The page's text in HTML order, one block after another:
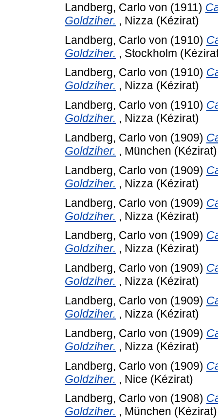
Landberg, Carlo von (1911)
Goldziher. , Nizza (Kézirat)
Landberg, Carlo von (1910)
Goldziher. , Stockholm
Landberg, Carlo von (1910)
Goldziher. , Nizza (Kézirat)
Landberg, Carlo von (1910)
Goldziher. , Nizza (Kézirat)
Landberg, Carlo von (1909)
Goldziher. , München (Kézirat)
Landberg, Carlo von (1909)
Goldziher. , Nizza (Kézirat)
Landberg, Carlo von (1909)
Goldziher. , Nizza (Kézirat)
Landberg, Carlo von (1909)
Goldziher. , Nizza (Kézirat)
Landberg, Carlo von (1909)
Goldziher. , Nizza (Kézirat)
Landberg, Carlo von (1909)
Goldziher. , Nizza (Kézirat)
Landberg, Carlo von (1909)
Goldziher. , Nizza (Kézirat)
Landberg, Carlo von (1909)
Goldziher. , Nice (Kézirat)
Landberg, Carlo von (1908)
Goldziher. , München (Kézirat)